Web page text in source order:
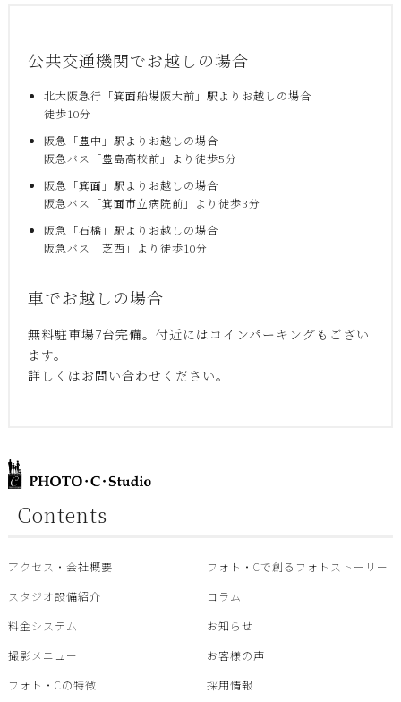
公共交通機関でお越しの場合
北大阪急行「箕面船場阪大前」駅よりお越しの場合
徒歩10分
阪急「豊中」駅よりお越しの場合
阪急バス「豊島高校前」より徒歩5分
阪急「箕面」駅よりお越しの場合
阪急バス「箕面市立病院前」より徒歩3分
阪急「石橋」駅よりお越しの場合
阪急バス「芝西」より徒歩10分
車でお越しの場合
無料駐車場7台完備。付近にはコインパーキングもござい
ます。
詳しくはお問い合わせください。
Contents
アクセス・会社概要
スタジオ設備紹介
料金システム
撮影メニュー
フォト・Cの特徴
フォト・Cで創るフォトストーリー
コラム
お知らせ
お客様の声
採用情報